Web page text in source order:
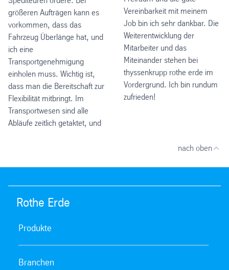
größeren Aufträgen kann es
vorkommen, dass das
Fahrzeug Überlänge hat, und
ich eine
Transportgenehmigung
einholen muss. Wichtig ist,
dass man die Bereitschaft zur
Flexibilität mitbringt. Im
Transportwesen sind alle
Abläufe zeitlich getaktet, und
Vereinbarkeit mit meinem
Job bin ich sehr dankbar. Die
Weiterentwicklung der
Mitarbeiter und das
Miteinander stehen bei
thyssenkrupp rothe erde im
Vordergrund. Ich bin rundum
zufrieden!
nach oben
Rothe Erde
Produkte
Branchen